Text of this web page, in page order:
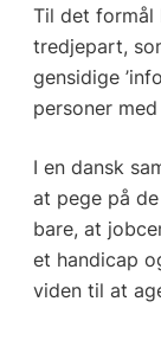
Til det
tredjepart,
gensidige
personer
I en dansk
at pege på
bare, at
et handicap
viden til at